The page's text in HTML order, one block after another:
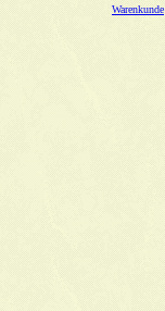
Warenkunde